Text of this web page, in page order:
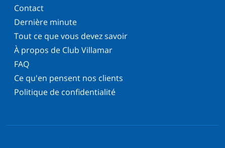
Contact
Dernière minute
Tout ce que vous devez savoir
À propos de Club Villamar
FAQ
Ce qu'en pensent nos clients
Politique de confidentialité